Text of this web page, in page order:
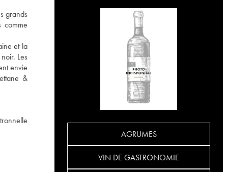
grands
et la
Les
envie
&
AGRUMES
VIN DE GASTRONOMIE